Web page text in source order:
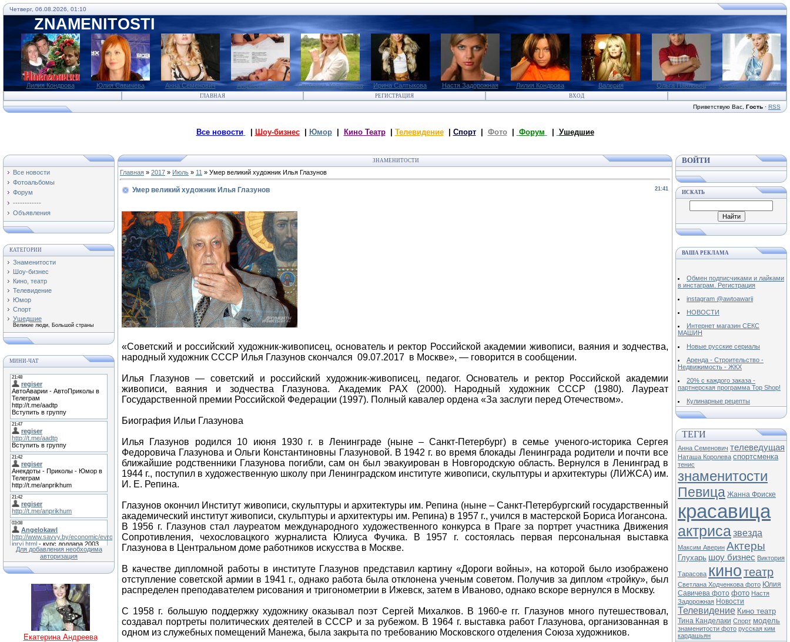
Четверг, 06.08.2026, 01:10
ZNAMENITOSTI
Лилия Кондрова Юлия Савичева Анна Семенович Анфиса Чехова Светлана Ходченкова Ирина Салтыкова Настя Задорожная Лилия Кондрова Валерия Ольга Павловец Светлана Ходченкова
ГЛАВНАЯ РЕГИСТРАЦИЯ ВХОД
Приветствую Вас Гость · RSS
Все новости Шоу-бизнес| Юмор| Кино Театр| Телевидение| Спорт| Фото| Форум Ушедшие
Все новости
Фотоальбомы
Форум
------------
Объявления
КАТЕГОРИИ
Знаменитости
Шоу-бизнес
Кино, театр
Телевидение
Юмор
Спорт
Ушедшие
Великие люди, Большой страны
МИНИ-ЧАТ
Для добавления необходима
авторизация
Екатерина Андреева
ЗНАМЕНИТОСТИ
Главная » 2017 » Июль » 11 » Умер великий художник Илья Глазунов
21:41
Умер великий художник Илья Глазунов
«Советский и российский художник-живописец, основатель и ректор Российской академии живописи, ваяния и зодчества,
народный художник СССР Илья Глазунов скончался 09.07.2017 в Москве», — говорится в сообщении.
Илья Глазунов — советский и российский художник-живописец, педагог. Основатель и ректор Российской академии
живописи, ваяния и зодчества Глазунова. Академик РАХ (2000). Народный художник СССР (1980). Лауреат
Государственной премии Российской Федерации (1997). Полный кавалер ордена «За заслуги перед Отечеством».
Биография Ильи Глазунова
Илья Глазунов родился 10 июня 1930 г. в Ленинграде (ныне – Санкт-Петербург) в семье ученого-историка Сергея
Федоровича Глазунова и Ольги Константиновны Глазуновой. В 1942 г. во время блокады Ленинграда родители и почти все
ближайшие родственники Глазунова погибли, сам он был эвакуирован в Новгородскую область. Вернулся в Ленинград в
1944 г., поступил в художественную школу при Ленинградском институте живописи, скульптуры и архитектуры (ЛИЖСА) им.
И. Е. Репина.
Глазунов окончил Институт живописи, скульптуры и архитектуры им. Репина (ныне – Санкт-Петербургский государственный
академический институт живописи, скульптуры и архитектуры им. Репина) в 1957 г., учился в мастерской Бориса Иогансона.
В 1956 г. Глазунов стал лауреатом международного художественного конкурса в Праге за портрет участника Движения
Сопротивления, чехословацкого журналиста Юлиуса Фучика. В 1957 г. состоялась первая персональная выставка
Глазунова в Центральном доме работников искусства в Москве.
В качестве дипломной работы в институте Глазунов представил картину «Дороги войны», на которой было изображено
отступление советской армии в 1941 г., однако работа была отклонена ученым советом. Получив за диплом «тройку», был
распределен преподавателем рисования и тригонометрии в Ижевск, затем в Иваново, однако вскоре вернулся в Москву.
С 1958 г. большую поддержку художнику оказывал поэт Сергей Михалков. В 1960-е гг. Глазунов много путешествовал,
создавал портреты политических деятелей в СССР и за рубежом. В 1964 г. выставка работ Глазунова, организованная в
одном из служебных помещений Манежа, была закрыта по требованию Московского отделения Союза художников.
ВОЙТИ
ИСКАТЬ
ВАША РЕКЛАМА
Обмен подписчиками и лайками
в инстаграм. Регистрация
instagram @awtoawarii
НОВОСТИ
Интернет магазин СЕКС
МАШИН
Новые русские сериалы
Аренда - Строительство -
Недвижимость - ЖКХ
20% с каждого заказа -
партнерская программа Top Shop!
Кулинарные рецепты
ТЕГИ
Анна Семенович телеведущая
Наташа Королева спортсменка
тенис
знаменитости
Певица Жанна Фриске
красавица
актрисазвезда
Максим Аверин Актеры
Глухарь шоу бизнес Виктория
Тарасова кинотеатр
Светлана Ходченкова фото Юлия
Савичева фото фото Настя
Задорожная Новости
Телевидение Кино театр
Тина Канделаки Спорт модель
знаменитости фото русская ким
кардашьян